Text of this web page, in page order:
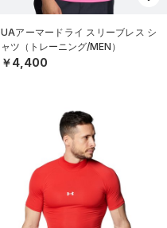
UAアーマードライ スリーブレス シ
ャツ（トレーニング/MEN）
￥4,400